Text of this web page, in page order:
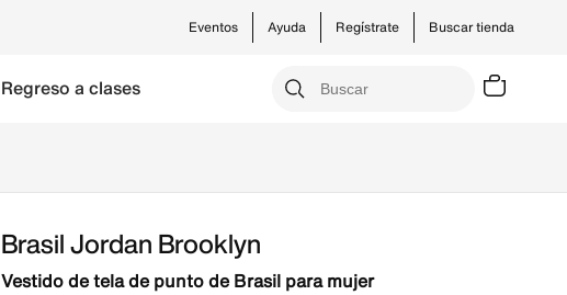
Buscar tienda
Ayuda Regístrate
Eventos
Regreso a clases
Brasil Jordan Brooklyn
Vestido de tela de punto de Brasil para mujer